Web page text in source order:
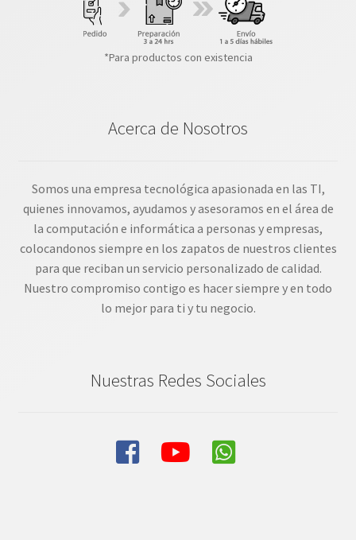
*Para productos con existencia
Acerca de Nosotros
Somos una empresa tecnológica apasionada en las TI,
quienes innovamos, ayudamos y asesoramos en el área de
la computación e informática a personas y empresas,
colocandonos siempre en los zapatos de nuestros clientes
para que reciban un servicio personalizado de calidad.
Nuestro compromiso contigo es hacer siempre y en todo
lo mejor para ti y tu negocio.
Nuestras Redes Sociales